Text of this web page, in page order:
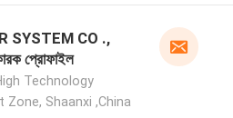
SYSTEM CO .,
প্রোফাইল
Technology
Zone, Shaanxi ,China